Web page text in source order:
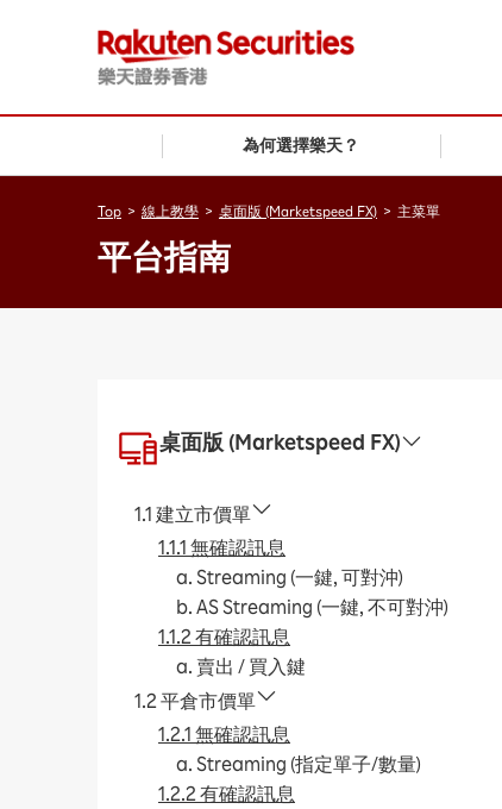
為何選擇樂天？
Top > 線上教學 > 桌面版 (Marketspeed FX) > 主菜單
平台指南
桌面版 (Marketspeed FX)
1.1 建立市價單
1.1.1 無確認訊息
a. Streaming (一鍵, 可對沖)
b. AS Streaming (一鍵, 不可對沖)
1.1.2 有確認訊息
a. 賣出 / 買入鍵
1.2 平倉市價單
1.2.1 無確認訊息
a. Streaming (指定單子/數量)
1.2.2 有確認訊息